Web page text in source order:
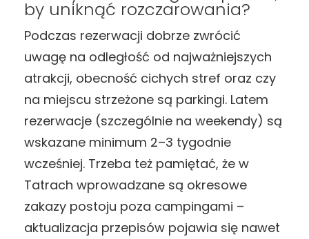
by uniknąć rozczarowania?
Podczas rezerwacji dobrze zwrócić
uwagę na odległość od najważniejszych
atrakcji, obecność cichych stref oraz czy
na miejscu strzeżone są parkingi. Latem
rezerwacje (szczególnie na weekendy) są
wskazane minimum 2–3 tygodnie
wcześniej. Trzeba też pamiętać, że w
Tatrach wprowadzane są okresowe
zakazy postoju poza campingami –
aktualizacja przepisów pojawia się nawet